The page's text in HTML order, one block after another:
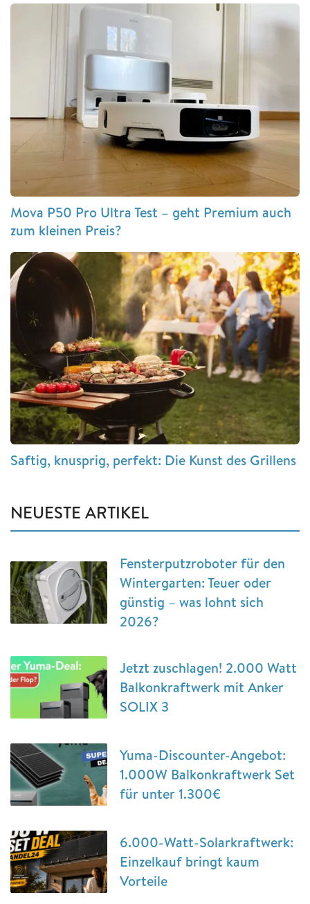
Mova P50 Pro Ultra Test – geht Premium auch
zum kleinen Preis?
Saftig, knusprig, perfekt: Die Kunst des Grillens
NEUESTE ARTIKEL
Fensterputzroboter für den
Wintergarten: Teuer oder
günstig – was lohnt sich
2026?
Jetzt zuschlagen! 2.000 Watt
Balkonkraftwerk mit Anker
SOLIX 3
Yuma-Discounter-Angebot:
1.000W Balkonkraftwerk Set
für unter 1.300€
6.000-Watt-Solarkraftwerk:
Einzelkauf bringt kaum
Vorteile